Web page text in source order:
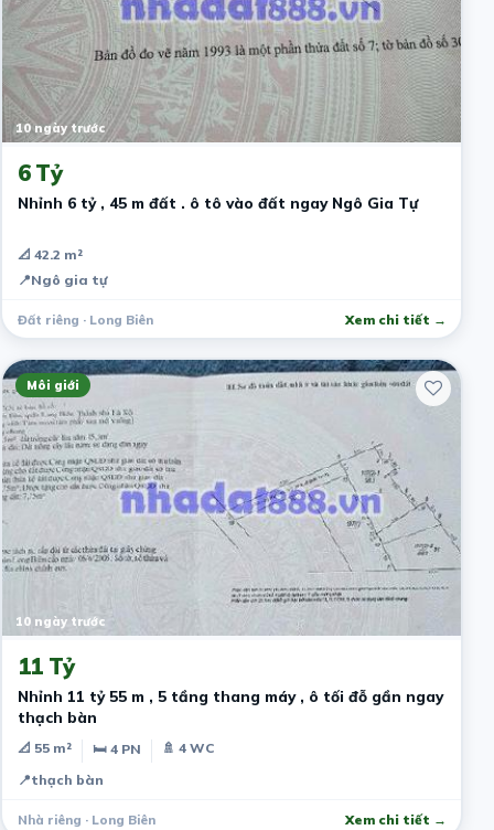
10 ngày trước
6 Tỷ
Nhỉnh 6 tỷ , 45 m đất . ô tô vào đất ngay Ngô Gia Tự
📐 42.2 m²
📍Ngô gia tự
Đất riêng · Long Biên Xem chi tiết →
Môi giới
10 ngày trước
11 Tỷ
Nhỉnh 11 tỷ 55 m , 5 tầng thang máy , ô tối đỗ gần ngay
thạch bàn
📐 55 m² 🛏 4 PN
🚿 4 WC
📍thạch bàn
Nhà riêng · Long Biên Xem chi tiết →